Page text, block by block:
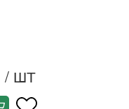
/ ШТ